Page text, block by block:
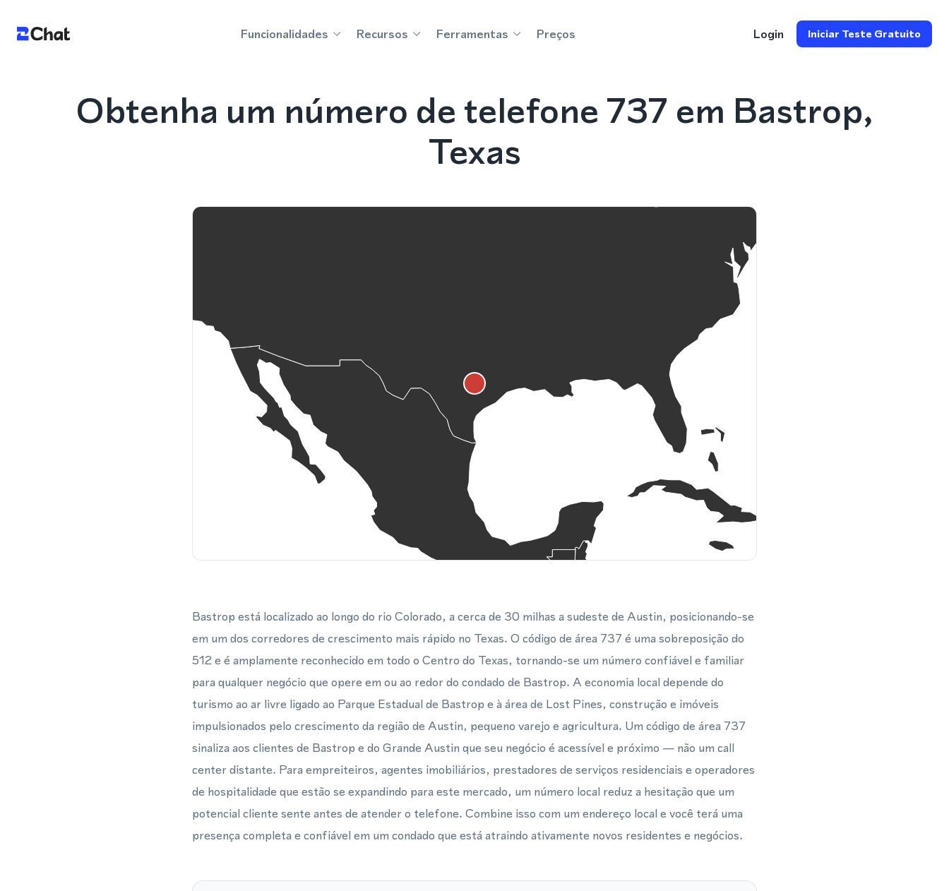
Funcionalidades Recursos Ferramentas Preços Login Iniciar Teste Gratuito
Obtenha um número de telefone 737 em Bastrop,
Texas
Bastrop está localizado ao longo do rio Colorado, a cerca de 30 milhas a sudeste de Austin, posicionando-se
em um dos corredores de crescimento mais rápido no Texas. O código de área 737 é uma sobreposição do
512 e é amplamente reconhecido em todo o Centro do Texas, tornando-se um número confiável e familiar
para qualquer negócio que opere em ou ao redor do condado de Bastrop. A economia local depende do
turismo ao ar livre ligado ao Parque Estadual de Bastrop e à área de Lost Pines, construção e imóveis
impulsionados pelo crescimento da região de Austin, pequeno varejo e agricultura. Um código de área 737
sinaliza aos clientes de Bastrop e do Grande Austin que seu negócio é acessível e próximo — não um call
center distante. Para empreiteiros, agentes imobiliários, prestadores de serviços residenciais e operadores
de hospitalidade que estão se expandindo para este mercado, um número local reduz a hesitação que um
potencial cliente sente antes de atender o telefone. Combine isso com um endereço local e você terá uma
presença completa e confiável em um condado que está atraindo ativamente novos residentes e negócios.